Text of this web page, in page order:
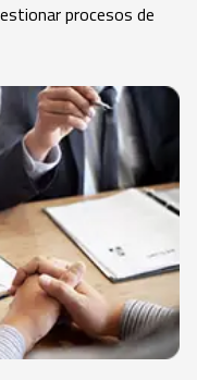
procesos de